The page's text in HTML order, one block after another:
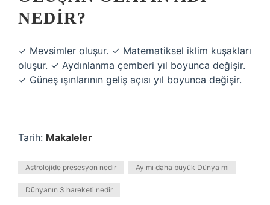
NEDIR?
✓ Mevsimler oluşur. ✓ Matematiksel iklim kuşakları
oluşur. ✓ Aydınlanma çemberi yıl boyunca değişir.
✓ Güneş ışınlarının geliş açısı yıl boyunca değişir.
Tarih: Makaleler
Astrolojide presesyon nedir Ay mı daha büyük Dünya mı
Dünyanın 3 hareketi nedir